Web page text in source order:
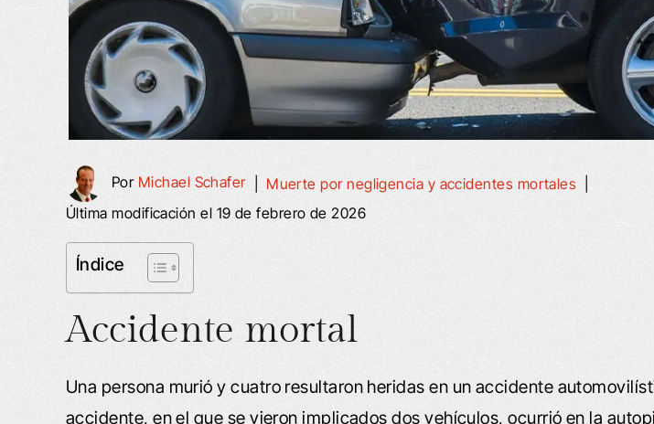
Por Michael Schafer| Muerte por negligencia y accidentes mortales
Última modificación el 19 de febrero de 2026
Índice
Accidente mortal
Una persona murió y cuatro resultaron heridas en un accidente
accidente, en el que se vieron implicados dos vehículos, ocurrió en la